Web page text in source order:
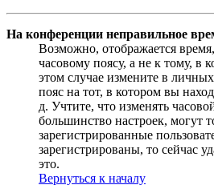
На конференции неправильное
Возможно, отображается
часовому поясу, а не к тому, в
этом случае измените в
пояс на тот, в котором вы
д. Учтите, что изменять
большинство настроек, могут
зарегистрированные
зарегистрированы, то сейчас
это.
Вернуться к началу